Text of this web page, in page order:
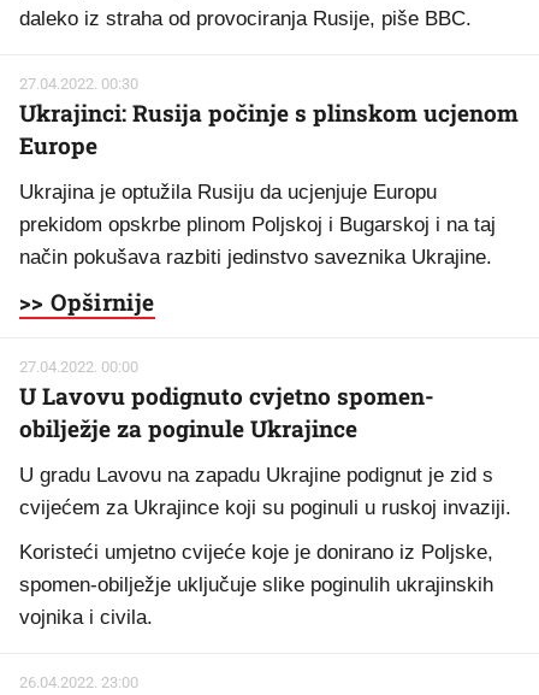
daleko iz straha od provociranja Rusije, piše BBC.
27.04.2022. 00:30
Ukrajinci: Rusija počinje s plinskom ucjenom
Europe
Ukrajina je optužila Rusiju da ucjenjuje Europu
prekidom opskrbe plinom Poljskoj i Bugarskoj i na taj
način pokušava razbiti jedinstvo saveznika Ukrajine.
>> Opširnije
27.04.2022. 00:00
U Lavovu podignuto cvjetno spomen-
obilježje za poginule Ukrajince
U gradu Lavovu na zapadu Ukrajine podignut je zid s
cvijećem za Ukrajince koji su poginuli u ruskoj invaziji.
Koristeći umjetno cvijeće koje je donirano iz Poljske,
spomen-obilježje uključuje slike poginulih ukrajinskih
vojnika i civila.
26.04.2022. 23:00